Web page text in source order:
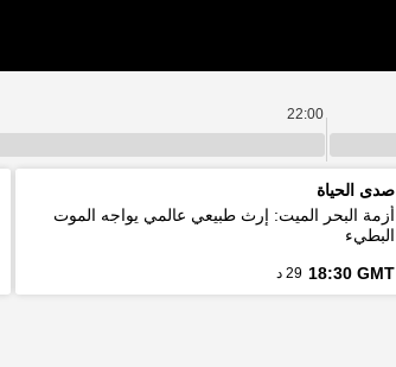
22:00
صدى الحياة
أزمة البحر الميت: إرث طبيعي عالمي يواجه الموت
البطيء
18:30 GMT 29 د